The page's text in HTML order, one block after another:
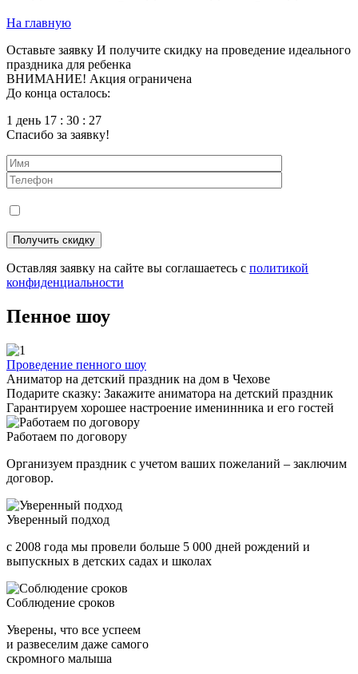
На главную
Оставьте заявку И получите скидку на проведение идеального
праздника для ребенка
ВНИМАНИЕ! Акция ограничена
До конца осталось:
1 день 17 : 30 : 26
Спасибо за заявку!
Оставляя заявку на сайте вы соглашаетесь с политикой
конфиденциальности
Пенное шоу
Проведение пенного шоу
Аниматор на детский праздник на дом в Чехове
Подарите сказку: Закажите аниматора на детский праздник
Гарантируем хорошее настроение именинника и его гостей
Работаем по договору
Организуем праздник с учетом ваших пожеланий – заключим
договор.
Уверенный подход
с 2008 года мы провели больше 5 000 дней рождений и
выпускных в детских садах и школах
Соблюдение сроков
Уверены, что все успеем
и развеселим даже самого
скромного малыша